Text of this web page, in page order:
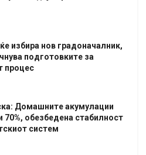
избира нов градоначалник,
подготовките за
процес
Домашните акумулации
70%, обезбедена стабилност
систем